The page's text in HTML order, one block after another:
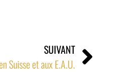
SUIVANT
Suisse et aux E.A.U.